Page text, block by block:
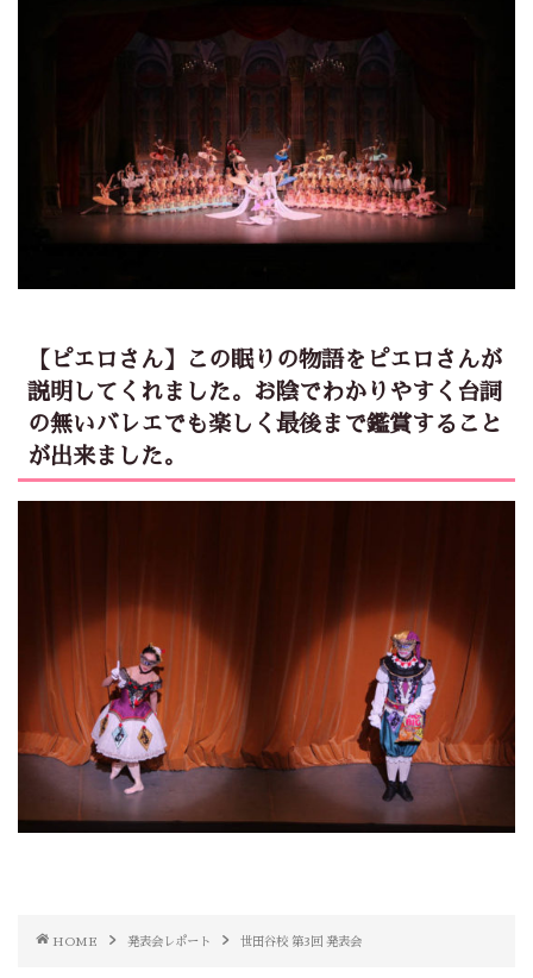
【ピエロさん】この眠りの物語をピエロさんが
説明してくれました。お陰でわかりやすく台詞
の無いバレエでも楽しく最後まで鑑賞すること
が出来ました。
HOME 発表会レポート 世田谷校 第3回 発表会